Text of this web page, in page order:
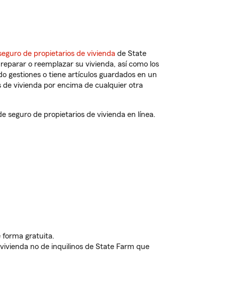
de propietarios de vivienda de State
o reemplazar su vivienda, así como los
gestiones o tiene artículos guardados en un
vivienda por encima de cualquier otra
seguro de propietarios de vivienda en línea.
forma gratuita.
no de inquilinos de State Farm que